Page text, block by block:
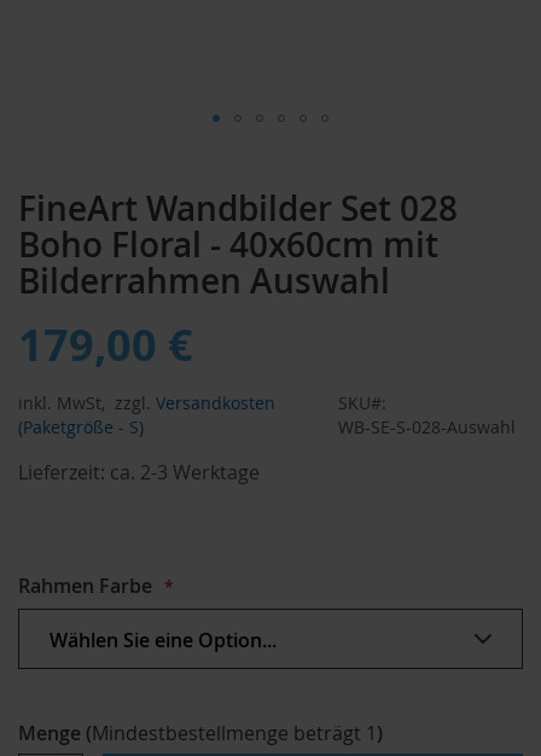
FineArt Wandbilder Set 028
Boho Floral - 40x60cm mit
Bilderrahmen Auswahl
179,00 €
inkl. MwSt, zzgl. Versandkosten
(Paketgröße - S)
SKU
WB-SE-S-028-Auswahl
Lieferzeit: ca. 2-3 Werktage
Rahmen Farbe
Menge (Mindestbestellmenge beträgt 1)
der
Bildergalerie
springen